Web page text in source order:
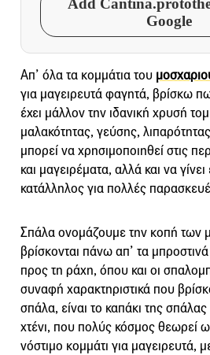
Google
Απ’ όλα τα κομμάτια του
για μαγειρευτά φαγητά, βρίσκω
έχει μάλλον την ιδανική χρυσή
μαλακότητας, γεύσης,
μπορεί να χρησιμοποιηθεί στις
και μαγειρέματα, αλλά και να
κατάλληλος για πολλές
Σπάλα ονομάζουμε την κοπή των
βρίσκονται πάνω απ’ τα
προς τη ράχη, όπου και οι
συναφή χαρακτηριστικά που
σπάλα, είναι το καπάκι της σπάλας
χτένι, που πολύς κόσμος θεωρεί
νόστιμο κομμάτι για μαγειρευτά,